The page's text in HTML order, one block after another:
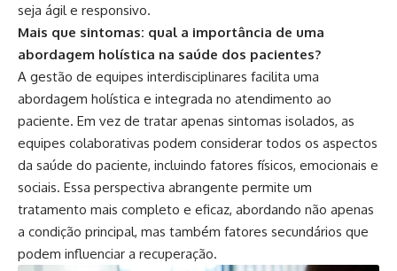
seja ágil e responsivo.
Mais que sintomas: qual a importância de uma
abordagem holística na saúde dos pacientes?
A gestão de equipes interdisciplinares facilita uma
abordagem holística e integrada no atendimento ao
paciente. Em vez de tratar apenas sintomas isolados, as
equipes colaborativas podem considerar todos os aspectos
da saúde do paciente, incluindo fatores físicos, emocionais e
sociais. Essa perspectiva abrangente permite um
tratamento mais completo e eficaz, abordando não apenas
a condição principal, mas também fatores secundários que
podem influenciar a recuperação.